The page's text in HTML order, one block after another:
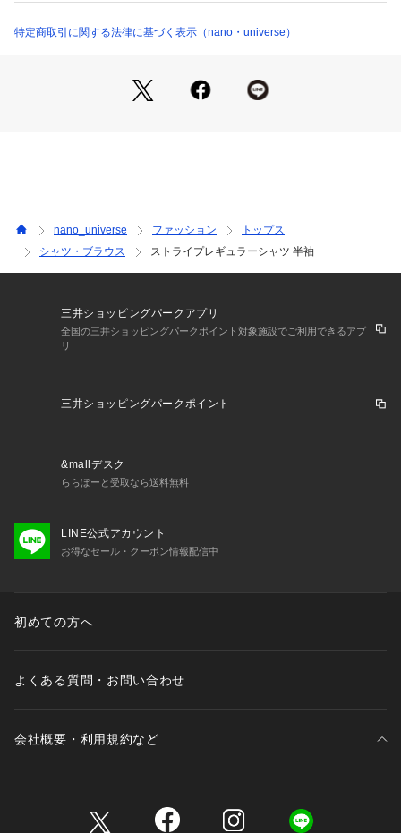
・先染めによって表現したストライプデザイン
やすい為、ハンガーにかけて保管して下さい。
※サンプルにて撮影、採寸を行う為、実際にお届けする商品と
上、お届け予定時期が前後する場合もございますので、予めご
了承下さい。
※光の当たり具合や撮影環境により色味が異なる場合がござい
※こちらの商品は、アウトレット店舗での取り扱いになりま
了承ください。
※こちらの商品はナノ・ユニバースオフィシャルサイトでの試
model: H180 B84 W70 H90  着用サイズ: LARGE
商品番号：1096600001069 （モール）
特定商取引に関する法律に基づく表示（nano・universe）
nano_universe ファッション
トップス
シャツ・ブラウス
ストライプレギュラーシャツ 半袖
三井ショッピングパークアプリ
全国の三井ショッピングパークポイント対象施設でご利用できるアプ
リ
三井ショッピングパークポイント
&mallデスク
ららぽーと受取なら送料無料
LINE公式アカウント
お得なセール・クーポン情報配信中
初めての方へ
よくある質問・お問い合わせ
会社概要・利用規約など